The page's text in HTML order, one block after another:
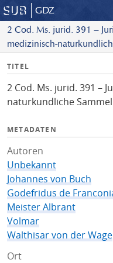
GDZ
2 Cod. Ms. jurid. 391 –
medizinisch-
I
f
o
TITEL
2 Cod. Ms. jurid. 391 –
naturkundliche
METADATEN
Autoren
Unbekannt
Johannes von Buch
Godefridus de
Meister Albrant
Volmar
Walthisar von der Wage
Ort